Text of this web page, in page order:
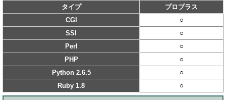
タイプ
プロプラス
CGI
○
SSI
○
Perl
○
PHP
○
Python 2.6.5
○
Ruby 1.8
○